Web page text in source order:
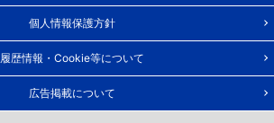
個人情報保護方針
履歴情報・Cookie等について
広告掲載について